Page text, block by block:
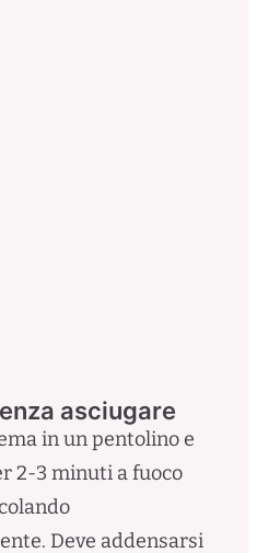
asciugare
in un pentolino e
2-3 minuti a fuoco
Deve addensarsi